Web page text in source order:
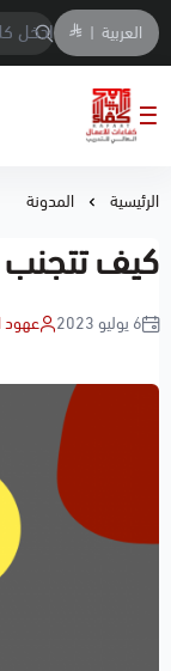
العربية |
معهد كفاءات
الرئيسية المدونة
كيف تتجنب
6 يوليو 2023 عهود